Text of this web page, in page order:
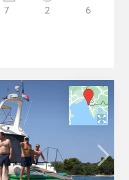
7 2 6